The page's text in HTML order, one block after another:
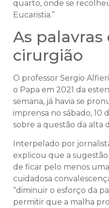
quarto, onde se
Eucaristia.”
As palavras
cirurgião
O professor Sergio
o Papa em 2021 da
semana, já havia se
imprensa no sábado, 10
sobre a questão da alta
Interpelado por
explicou que a
de ficar pelo menos
cuidadosa
“diminuir o esforço da
permitir que a malha